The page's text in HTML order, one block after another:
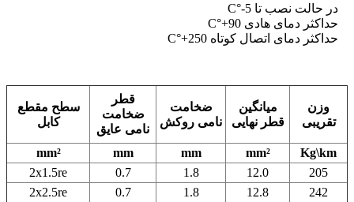
در حالت نصب تا C°-5
حداکثر دمای هادی C°+90
حداکثر دمای اتصال کوتاه C°+250
وزن
تقریبی
میانگین
قطر نهایی
ضخامت
نامی روکش
قطر
ضخامت
نامی عایق
سطح مقطع
کابل
Kg\km
mm²
mm
mm
mm²
205
12.0
1.8
0.7
2x1.5re
242
12.8
1.8
0.7
2x2.5re